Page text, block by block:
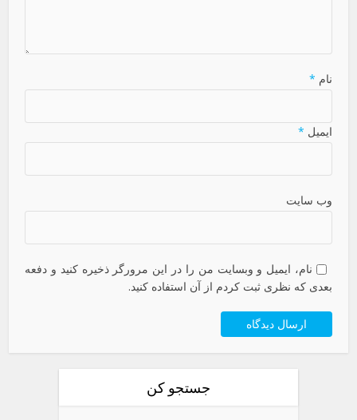
نام *
ایمیل *
وب سایت
نام، ایمیل و وبسایت من را در این مرورگر ذخیره کنید و دفعه
بعدی که نظری ثبت کردم از آن استفاده کنید.
جستجو کن